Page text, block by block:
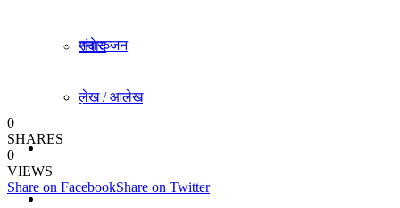
संवाद
लेख / आलेख
खेलकुद समाचार
विविध
मनाेरञ्जन
राजनीति
अर्थ/वाणिज्य
0
SHARES
0
VIEWS
Share on FacebookShare on Twitter